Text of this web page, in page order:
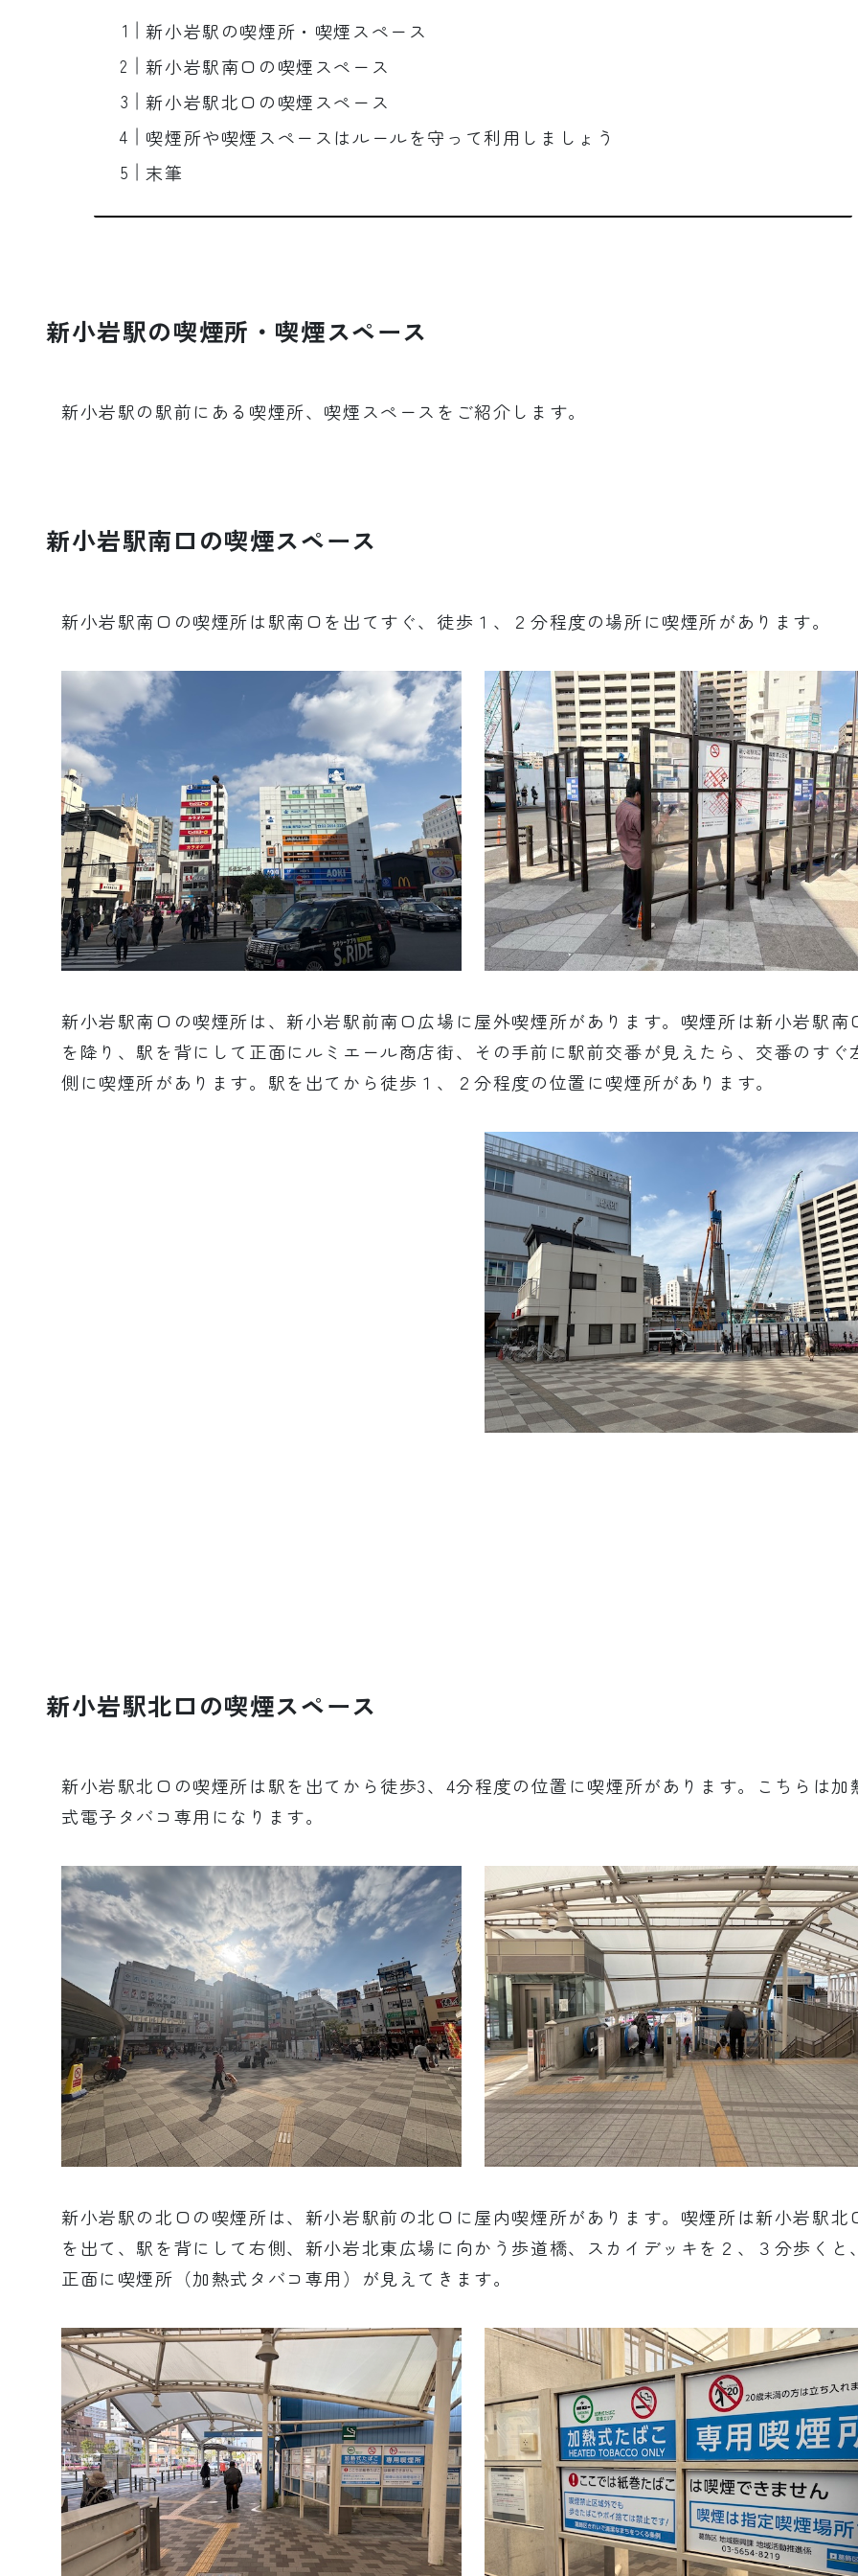
新小岩駅の喫煙所・喫煙スペース
新小岩駅南口の喫煙スペース
新小岩駅北口の喫煙スペース
喫煙所や喫煙スペースはルールを守って利用しましょう
末筆
新小岩駅の喫煙所・喫煙スペース
新小岩駅の駅前にある喫煙所、喫煙スペースをご紹介します。
新小岩駅南口の喫煙スペース
新小岩駅南口の喫煙所は駅南口を出てすぐ、徒歩１、２分程度の場所に喫煙所があります。
新小岩駅南口の喫煙所は、新小岩駅前南口広場に屋外喫煙所があります。喫煙所は新小岩駅南
を降り、駅を背にして正面にルミエール商店街、その手前に駅前交番が見えたら、交番のすぐ
側に喫煙所があります。駅を出てから徒歩１、２分程度の位置に喫煙所があります。
新小岩駅北口の喫煙スペース
新小岩駅北口の喫煙所は駅を出てから徒歩3、4分程度の位置に喫煙所があります。こちらは加
式電子タバコ専用になります。
新小岩駅の北口の喫煙所は、新小岩駅前の北口に屋内喫煙所があります。喫煙所は新小岩駅北
を出て、駅を背にして右側、新小岩北東広場に向かう歩道橋、スカイデッキを２、３分歩くと
正面に喫煙所（加熱式タバコ専用）が見えてきます。